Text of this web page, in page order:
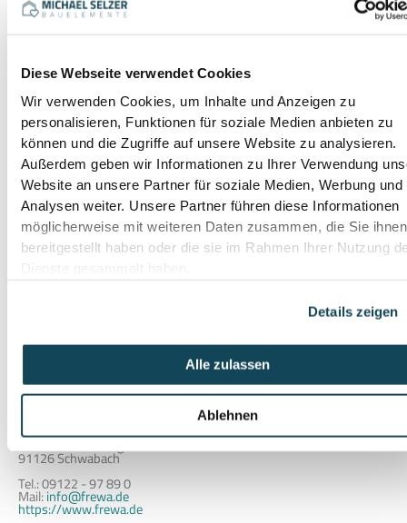
Diese Webseite verwendet Cookies
Wir verwenden Cookies, um Inhalte und Anzeigen zu
personalisieren, Funktionen für soziale Medien anbieten zu
können und die Zugriffe auf unsere Website zu analysieren.
Außerdem geben wir Informationen zu Ihrer Verwendung
Website an unsere Partner für soziale Medien, Werbung und
Analysen weiter. Unsere Partner führen diese Informationen
möglicherweise mit weiteren Daten zusammen, die Sie ihnen
bereitgestellt haben oder die sie im Rahmen Ihrer Nutzung
Details zeigen
Alle zulassen
Ablehnen
Inhalt eines Sets
Kunststoffleisten
4 Edelstahl V2A Wandhalter asymmetrisch für Nutrohr
Montageart
seitliche Montage
Farbe
Silber, Alu
Material
Aluminium
Variante
CR Geländer Set,französischer
Balkon,senkrechte Stäbe
Produktsicherheit
Herstellerinformationen
TREBA Bausysteme Herstellungs u. Vertriebs GmbH
Am Falbenholzweg 36a
91126 Schwabach
Tel.: 09122 - 97 89 0
Mail:info@frewa.de
https://www.frewa.de